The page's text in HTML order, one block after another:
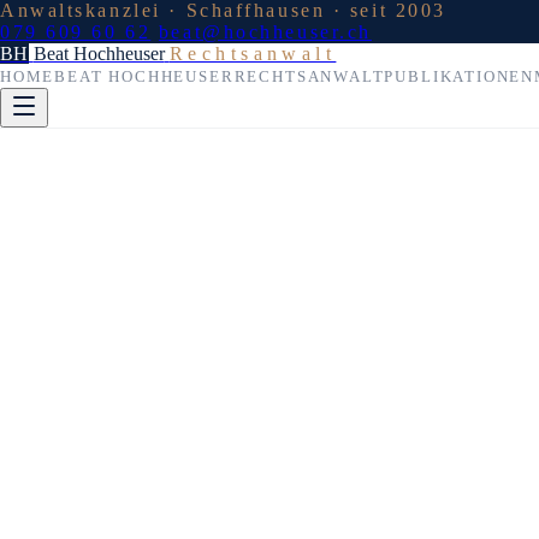
Anwaltskanzlei · Schaffhausen · seit 2003
079 609 60 62 beat@hochheuser.ch
BH Beat Hochheuser Rechtsanwalt
HOMEBEAT HOCHHEUSERRECHTSANWALTPUBLIKATIONEN